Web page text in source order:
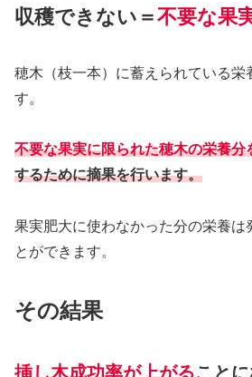
収穫できない＝不要な果
穂木（枝一本）に蓄えられている栄
す。
不要な果実に限られた穂木の栄養分
するために摘果を行います。
果実肥大に使わなかった分の栄養は
とができます。
その結果
挿し木成功率が上がることに